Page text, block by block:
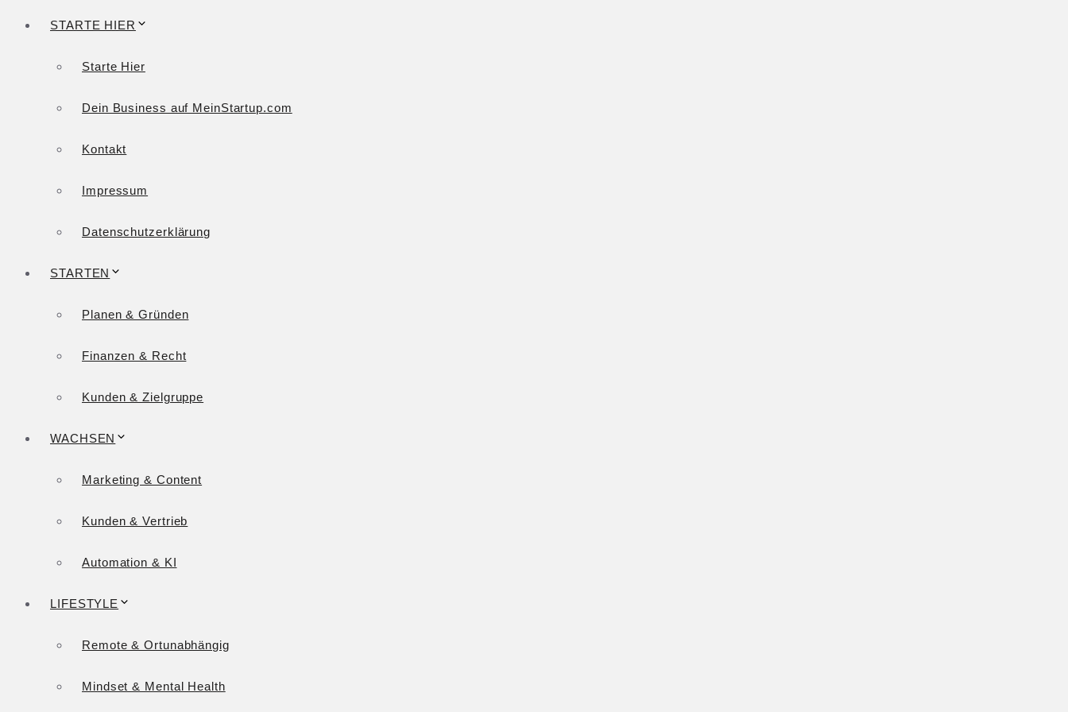
STARTE HIER
Starte Hier
Dein Business auf MeinStartup.com
Kontakt
Impressum
Datenschutzerklärung
STARTEN
Planen & Gründen
Finanzen & Recht
Kunden & Zielgruppe
WACHSEN
Marketing & Content
Kunden & Vertrieb
Automation & KI
LIFESTYLE
Remote & Ortunabhängig
Mindset & Mental Health